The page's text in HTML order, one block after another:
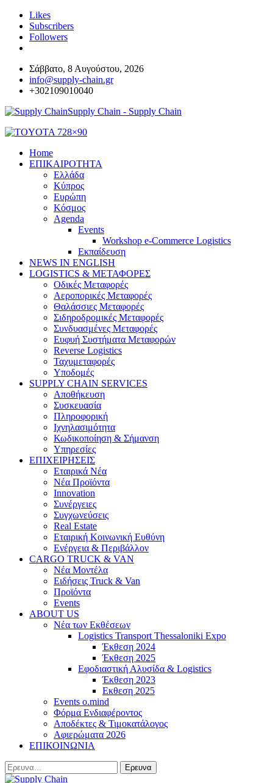
Likes
Subscribers
Followers
Σάββατο, 8 Αυγούστου, 2026
info@supply-chain.gr
+302109010040
Supply Chain - Supply Chain
Home
ΕΠΙΚΑΙΡΟΤΗΤΑ
Ελλάδα
Κύπρος
Ευρώπη
Κόσμος
Agenda
Events
Workshop e-Commerce Logistics
Εκπαίδευση
NEWS IN ENGLISH
LOGISTICS & ΜΕΤΑΦΟΡΕΣ
Οδικές Μεταφορές
Αεροπορικές Μεταφορές
Θαλάσσιες Μεταφορές
Σιδηροδρομικές Μεταφορές
Συνδυασμένες Μεταφορές
Ευφυή Συστήματα Μεταφορών
Reverse Logistics
Ταχυμεταφορές
Υποδομές
SUPPLY CHAIN SERVICES
Αποθήκευση
Συσκευασία
Πληροφορική
Ιχνηλασιμότητα
Κωδικοποίηση & Σήμανση
Υπηρεσίες
ΕΠΙΧΕΙΡΗΣΕΙΣ
Εταιρικά Νέα
Νέα Προϊόντα
Innovation
Συνέργειες
Συγχωνεύσεις
Real Estate
Εταιρική Κοινωνική Ευθύνη
Ενέργεια & Περιβάλλον
CARGO TRUCK & VAN
Νέα Μοντέλα
Ειδήσεις Truck & Van
Προϊόντα
Events
ABOUT US
Νέα των Εκθέσεων
Logistics Transport Thessaloniki Expo
Έκθεση 2024
Έκθεση 2025
Εφοδιαστική Αλυσίδα & Logistics
Έκθεση 2023
Εκθεση 2025
Events o.mind
Φόρμα Ενδιαφέροντος
Αποδέκτες & Τιμοκατάλογος
Αφιερώματα 2026
ΕΠΙΚΟΙΝΩΝΙΑ